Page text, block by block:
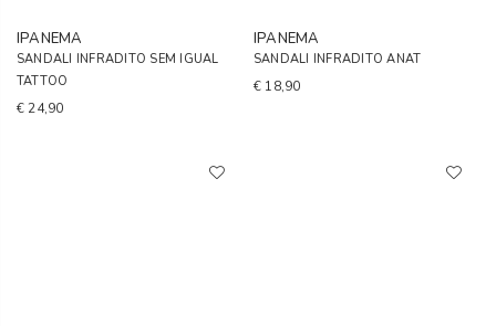
IPANEMA
SANDALI INFRADITO SEM IGUAL
TATTOO
€ 24,90
IPANEMA
SANDALI INFRADITO ANAT
€ 18,90